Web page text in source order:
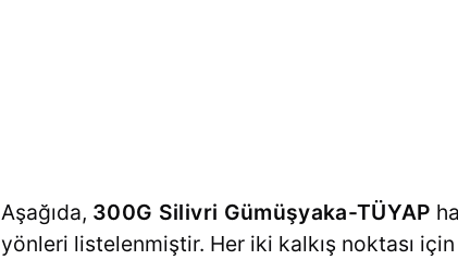
Aşağıda, 300G Silivri Gümüşyaka-TÜYAP
yönleri listelenmiştir. Her iki kalkış noktası